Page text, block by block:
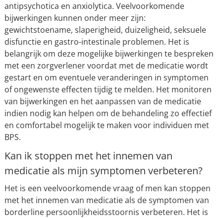
antipsychotica en anxiolytica. Veelvoorkomende
bijwerkingen kunnen onder meer zijn:
gewichtstoename, slaperigheid, duizeligheid, seksuele
disfunctie en gastro-intestinale problemen. Het is
belangrijk om deze mogelijke bijwerkingen te bespreken
met een zorgverlener voordat met de medicatie wordt
gestart en om eventuele veranderingen in symptomen
of ongewenste effecten tijdig te melden. Het monitoren
van bijwerkingen en het aanpassen van de medicatie
indien nodig kan helpen om de behandeling zo effectief
en comfortabel mogelijk te maken voor individuen met
BPS.
Kan ik stoppen met het innemen van
medicatie als mijn symptomen verbeteren?
Het is een veelvoorkomende vraag of men kan stoppen
met het innemen van medicatie als de symptomen van
borderline persoonlijkheidsstoornis verbeteren. Het is